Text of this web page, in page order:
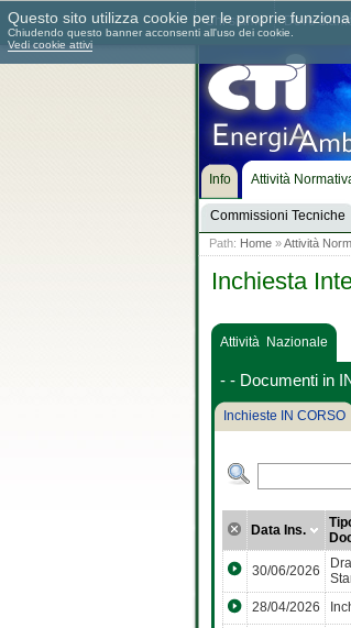
Chi siamo Dove
Info Attività
Commissioni Tecniche
Path: Home»Attività
Inchiesta
Attività Nazionale
- - Documenti in
Inchieste IN CORSO
Data Ins.
30/06/2026
28/04/2026
Questo sito utilizza cookie per le proprie
Chiudendo questo banner acconsenti all'uso dei cookie.
Vedi cookie attivi